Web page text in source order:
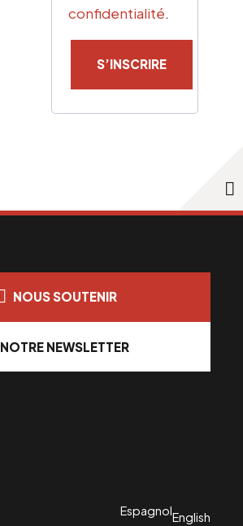
confidentialité.
S’INSCRIRE
NOUS SOUTENIR
NOTRE NEWSLETTER
EspagnolEnglish